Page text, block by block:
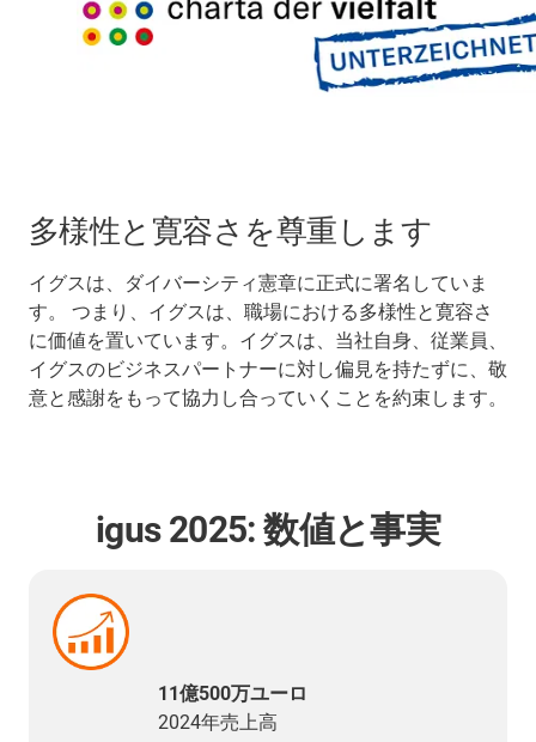
多様性と寛容さを尊重します
イグスは、ダイバーシティ憲章に正式に署名していま
す。 つまり、イグスは、職場における多様性と寛容さ
に価値を置いています。イグスは、当社自身、従業員、
イグスのビジネスパートナーに対し偏見を持たずに、敬
意と感謝をもって協力し合っていくことを約束します。
igus 2025: 数値と事実
11億500万ユーロ
2024年売上高